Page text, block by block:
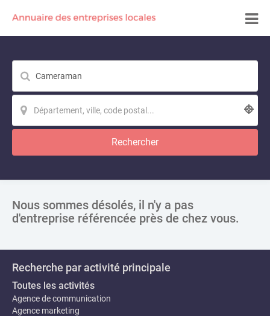
Rechercher
Nous sommes désolés, il n'y a pas
d'entreprise référencée près de chez vous.
Recherche par activité principale
Toutes les activités
Agence de communication
Agence marketing